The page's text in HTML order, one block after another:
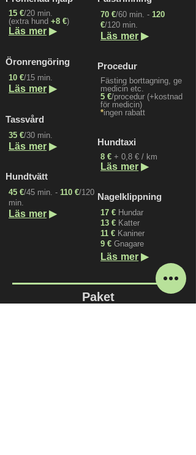
15 €/20 min.
(extra hund +8 €)
Läs mer ▶
70 €/60 min. - 120
€/120 min.
Läs mer ▶
Öronrengöring
10 €/15 min.
Läs mer ▶
Tassvård
35 €/30 min.
Läs mer ▶
Procedur
Fästing borttagning, ge
medicin etc.
5 €/procedur (+kostnad
för medicin)
*ingen rabatt
Hundtaxi
8 € + 0,8 € / km
Hundtvätt
45 €/45 min. - 110 €/120
min.
Läs mer ▶
Läs mer ▶
Nagelklippning
17 € Hundar
13 € Katter
11 € Kaniner
9 € Gnagare
Läs mer ▶
Paket